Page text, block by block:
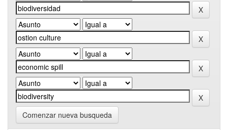
Comenzar nueva busqueda